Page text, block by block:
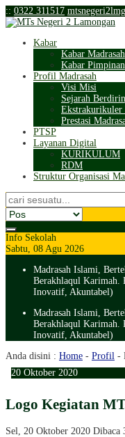
:: 0322 311517
Kabar
Kabar Madrasah
Kabar Pimpinan
Profil Madrasah
Visi Misi
Sejarah
Ekstrakurikuler
Prestasi
PTSP
Layanan Digital
KURIKULUM
RDM
Struktur Organisasi
Info Sekolah
Sabtu, 08 Agu 2026
Madrasah Islami,
Berakhlaqul Karimah.
Inovatif, Akuntabel)
Madrasah Islami,
Berakhlaqul Karimah.
Inovatif, Akuntabel)
Anda disini : Home - Profil -
20 Oktober 2020
Logo Kegiatan
Sel, 20 Oktober 2020 Dibaca